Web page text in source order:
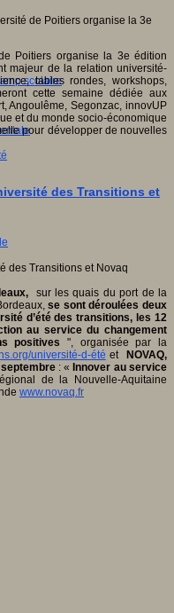
scolaire
Poitiers organise la 3e édition
majeur de la relation université-
tables rondes, workshops,
cette semaine dédiée aux
Angoulême, Segonzac, innovUP
et du monde socio-économique
pour développer de nouvelles
des Transitions et
sur les quais du port de la
se sont déroulées deux
d’été des transitions, les 12
au service du changement
positives ", organisée par la
université-d-été etNOVAQ,
septembre : «Innover au service
de la Nouvelle-Aquitaine
www.novaq.fr